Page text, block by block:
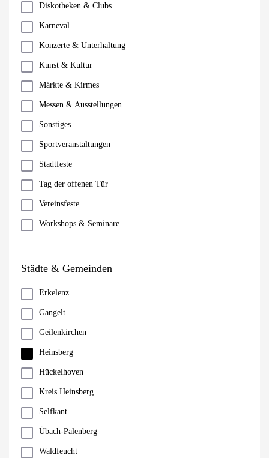
Diskotheken & Clubs
Karneval
Konzerte & Unterhaltung
Kunst & Kultur
Märkte & Kirmes
Messen & Ausstellungen
Sonstiges
Sportveranstaltungen
Stadtfeste
Tag der offenen Tür
Vereinsfeste
Workshops & Seminare
Städte & Gemeinden
Erkelenz
Gangelt
Geilenkirchen
Heinsberg
Hückelhoven
Kreis Heinsberg
Selfkant
Übach-Palenberg
Waldfeucht